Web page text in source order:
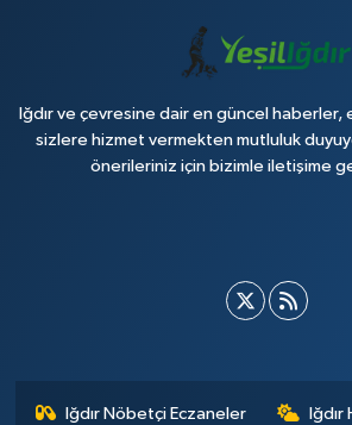
Iğdır ve çevresine dair en güncel
sizlere hizmet vermekten mutluluk
önerileriniz için bizimle iletişime
Iğdır Nöbetçi Eczaneler Iğdır